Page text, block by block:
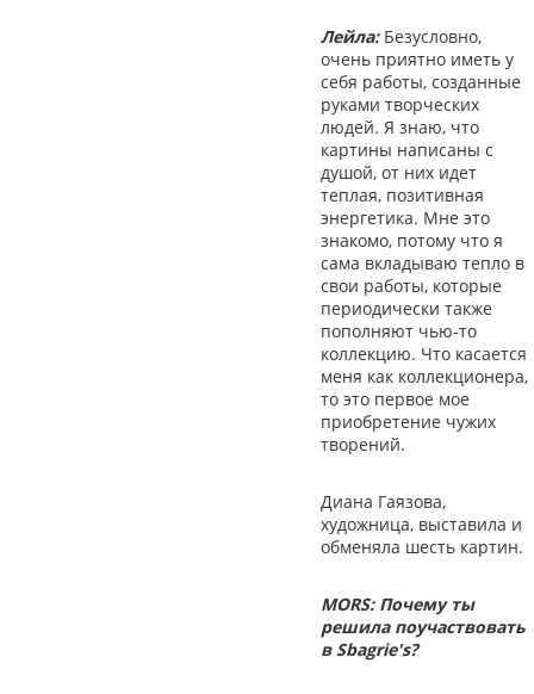
Лейла:Безусловно,
очень приятно иметь у
себя работы, созданные
руками творческих
людей. Я знаю, что
картины написаны с
душой, от них идет
теплая, позитивная
энергетика. Мне это
знакомо, потому что я
сама вкладываю тепло в
свои работы, которые
периодически также
пополняют чью-то
коллекцию. Что касается
меня как коллекционера,
то это первое мое
приобретение чужих
творений.
Диана Гаязова,
художница, выставила и
обменяла шесть картин.
MORS: Почему ты
решила поучаствовать
в Sbagrie's?